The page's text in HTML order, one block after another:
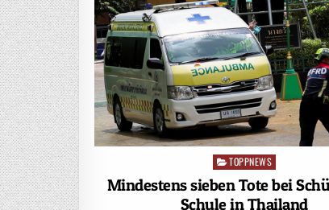
Posted
in
TOPPNEWS
Mindestens sieben Tote bei
Schule in Thailand